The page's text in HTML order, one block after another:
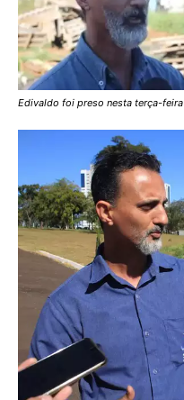
Edivaldo foi preso nesta terça-feira